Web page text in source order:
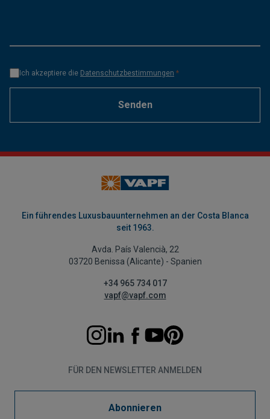
Ich akzeptiere die Datenschutzbestimmungen *
Senden
Ein führendes Luxusbauunternehmen an der Costa Blanca
seit 1963.
Avda. País Valencià, 22
03720 Benissa (Alicante) - Spanien
+34 965 734 017
vapf@vapf.com
FÜR DEN NEWSLETTER ANMELDEN
Abonnieren